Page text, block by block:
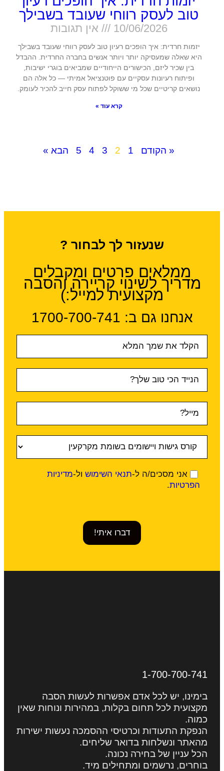
טוב לעסק רווחי שעובד בשבילך
10/06/2026 אין תגובות
יזמות חרדית: איך הופכים רעיון טוב לעסק רווחי שעובד בשבילך
היא שאלה שמעסיקה יותר ויותר אנשים בחברה החרדית. ההבדל
בין שכיר ליזם, הכישורים הייחודיים שמביאים בוגרי ישיבות,
ופיתוח רעיונות עסקיים עם פוטנציאל אמיתי — כל אלה הם
נושאים קריטיים שכל מי ששוקל לפתוח עסק חייב להכיר לעומק.
קרא עוד »
« הקודם 1
2
3
4
5 הבא »
שנעזור לך לבחור ?
ממלאים פרטים ומקבלים
מדריך לשינוי קריירה והסבה
מקצועית למייל:)
אנחנו גם ב:​ 1700-700-741
ראשי
אני מסכים/ה ל-תנאי השימוש ול-מדיניות
הפרטיות.
דברו איתי!
1-700-700-741
בימינו, יש לכל אדם אפשרות לעשות הסבה
מקצועית לכל תחום בקלות, במהירות ונוחות שאין
כמוה.
הנפקת התעודות וכרטיסי ההסמכה נעשות ישירות
מהאתר ונשלחות בדואר שליחים.
הכל עניין של בחירה נכונה.
בוחרים, נרשמים ומתחילים מיד.